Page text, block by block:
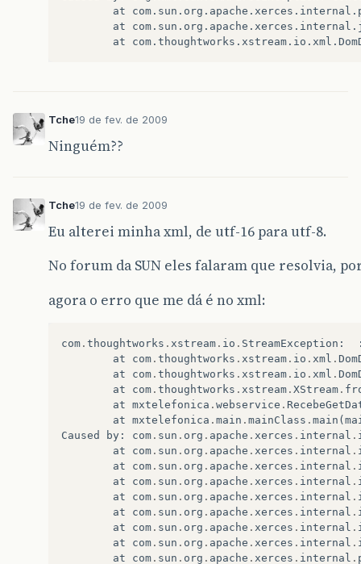
<transicao
id= "10257342" >
<empresa>77 </empresa>
<tipoOrdemServico>Net SP Cop Rede
<habilitada>
<sincronizadaServidor>
<variavel
<valor>Imagem anexada ao
</variavel>
</variaveis>
</transicao>
<eventos />
</retorno>
at
com . sun . org . apache . xerces . internal .
at
com . sun . org . apache . xerces . internal .
at
com . thoughtworks . xstream . io . xml .
Tche19 de fev. de 2009
Ninguém??
Tche19 de fev. de 2009
Eu alterei minha xml, de utf-16 para utf-8.
No forum da SUN eles falaram que resolvia,
agora o erro que me dá é no xml:
com . thoughtworks . xstream . io . StreamException :
at
com . thoughtworks . xstream . io . xml .
at
com . thoughtworks . xstream . io . xml .
at
com . thoughtworks . xstream . XStream .
at mxtelefonica . webservice .
at mxtelefonica . main . mainClass . main (
Caused
by : com . sun . org . apache . xerces . internal .
at
com . sun . org . apache . xerces . internal .
at
com . sun . org . apache . xerces . internal .
at
com . sun . org . apache . xerces . internal .
at
com . sun . org . apache . xerces . internal .
at
com . sun . org . apache . xerces . internal .
at
com . sun . org . apache . xerces . internal .
at
com . sun . org . apache . xerces . internal .
at
com . sun . org . apache . xerces . internal .